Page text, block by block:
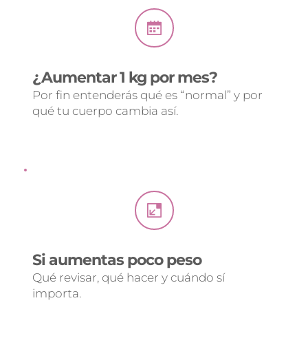
¿Aumentar 1 kg por mes?
Por fin entenderás qué es “normal” y por
qué tu cuerpo cambia así.
Si aumentas poco peso
Qué revisar, qué hacer y cuándo sí
importa.